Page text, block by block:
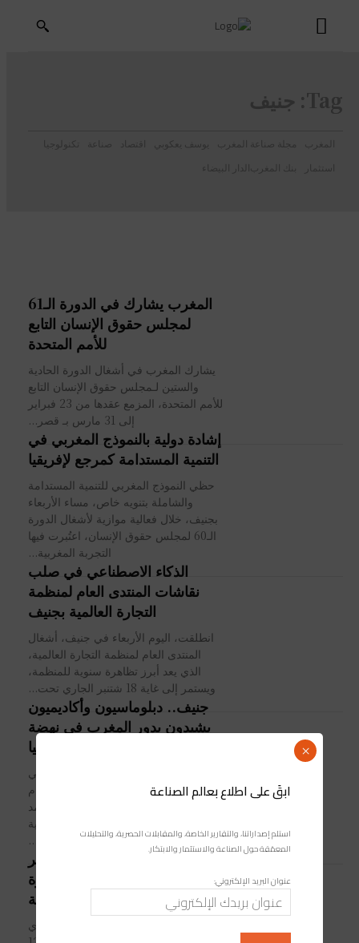
Tag: جنيف
المغرب مجلة صناعة المغرب يوسف يعكوبي اقتصاد صناعة
تكنولوجيا
استثمار
بنك المغرب الدار البيضاء
المغرب يشارك في الدورة الـ61
لمجلس حقوق الإنسان التابع
للأمم المتحدة
يشارك المغرب في أشغال الدورة الحادية
والستين لـمجلس حقوق الإنسان التابع
للأمم المتحدة، المزمع عقدها من 23 فبراير
إلى 31 مارس بـ قصر...
إشادة دولية بالنموذج المغربي في
التنمية المستدامة كمرجع لإفريقيا
حظي النموذج المغربي للتنمية المستدامة
والشاملة بتنويه خاص، مساء الأربعاء
بجنيف، خلال فعالية موازية لأشغال الدورة
الـ60 لمجلس حقوق الإنسان، اعتُبرت فيها
التجربة المغربية...
الذكاء الاصطناعي في صلب
نقاشات المنتدى العام لمنظمة
التجارة العالمية بجنيف
انطلقت، اليوم الأربعاء في جنيف، أشغال
المنتدى العام لمنظمة التجارة العالمية،
الذي يعد أبرز تظاهرة سنوية للمنظمة،
ويستمر إلى غاية 18 شتنبر الجاري تحت...
جنيف.. دبلوماسيون وأكاديميون
يشيدون بدور المغرب في نهضة
إفريقيا
أشاد دبلوماسيون وأكاديميون وباحثون في
ندوة نظمت أول أمس بجنيف، بالتزام
المغرب بقيادة صاحب الجلالة الملك محمد
السادس، وعمله من أجل التنمية
المستدامة والشاملة...
جنيف تحتضن أعمال المؤتمر
الوزاري 12 لمنظمة التجارة
العالمية‎‎
مجلة صناعة المغرب / رشيد محمودي
ابقَ على اطلاع بعالم الصناعة
استلم إصداراتنا، والتقارير الخاصة، والمقابلات الحصرية، والتحليلات
المعمّقة حول الصناعة والاستثمار والابتكار.
عنوان البريد الإلكتروني:
×